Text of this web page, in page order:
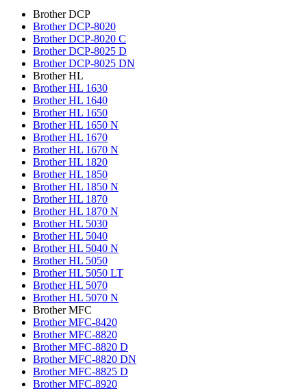
Brother DCP
Brother DCP-8020
Brother DCP-8020 C
Brother DCP-8025 D
Brother DCP-8025 DN
Brother HL
Brother HL 1630
Brother HL 1640
Brother HL 1650
Brother HL 1650 N
Brother HL 1670
Brother HL 1670 N
Brother HL 1820
Brother HL 1850
Brother HL 1850 N
Brother HL 1870
Brother HL 1870 N
Brother HL 5030
Brother HL 5040
Brother HL 5040 N
Brother HL 5050
Brother HL 5050 LT
Brother HL 5070
Brother HL 5070 N
Brother MFC
Brother MFC-8420
Brother MFC-8820
Brother MFC-8820 D
Brother MFC-8820 DN
Brother MFC-8825 D
Brother MFC-8920